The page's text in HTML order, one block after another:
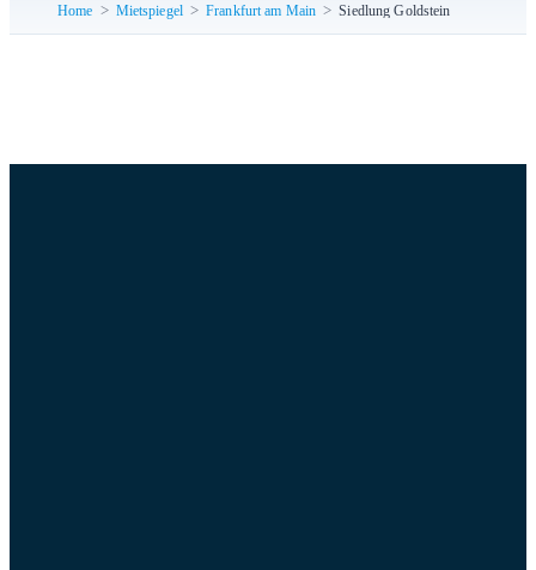
Home Mietspiegel Frankfurt am Main Siedlung Goldstein